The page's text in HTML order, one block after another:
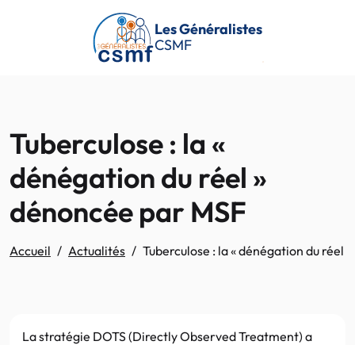
Passer au contenu principal
Les Généralistes
CSMF
Tuberculose : la «
dénégation du réel »
dénoncée par MSF
Accueil Actualités Tuberculose : la « dénégation du réel
La stratégie DOTS (Directly Observed Treatment) a